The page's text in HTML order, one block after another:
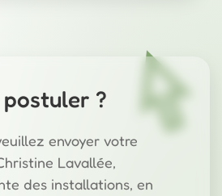
?
envoyer votre
Lavallée,
des installations, en